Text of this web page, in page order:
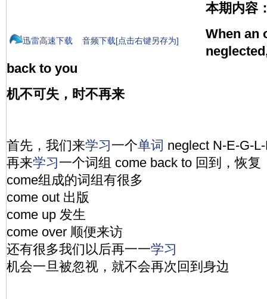
迅雷高速下载 音频下载[点击右键另存为]
本期内容
When an
back to you
机不可失，时不再来
首先，我们来学习一个单词 neglect N-E-G-
再来学习一个词组 come back to 回到，恢复
come组成的词组有很多
come out 出版
come up 发生
come over 顺便来访
还有很多我们以后再一一学习
机会一旦被忽视，就不会再次回到身边